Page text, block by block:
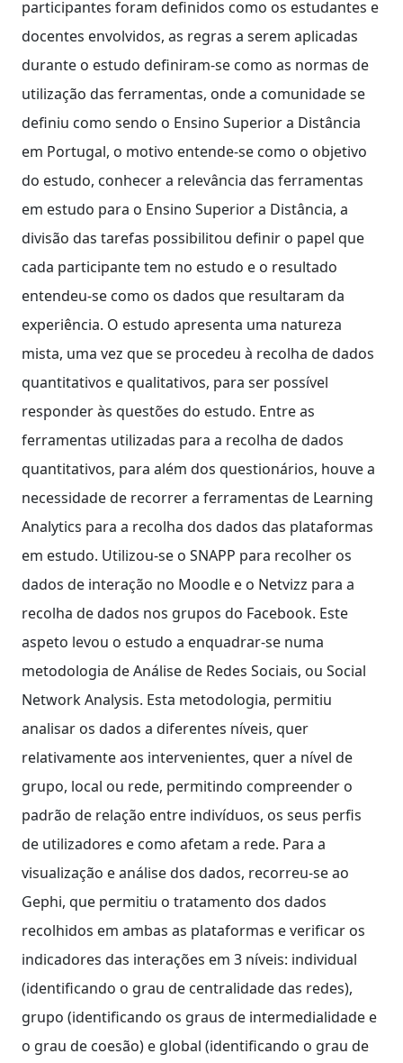
participantes foram definidos como os estudantes e
docentes envolvidos, as regras a serem aplicadas
durante o estudo definiram-se como as normas de
utilização das ferramentas, onde a comunidade se
definiu como sendo o Ensino Superior a Distância
em Portugal, o motivo entende-se como o objetivo
do estudo, conhecer a relevância das ferramentas
em estudo para o Ensino Superior a Distância, a
divisão das tarefas possibilitou definir o papel que
cada participante tem no estudo e o resultado
entendeu-se como os dados que resultaram da
experiência. O estudo apresenta uma natureza
mista, uma vez que se procedeu à recolha de dados
quantitativos e qualitativos, para ser possível
responder às questões do estudo. Entre as
ferramentas utilizadas para a recolha de dados
quantitativos, para além dos questionários, houve a
necessidade de recorrer a ferramentas de Learning
Analytics para a recolha dos dados das plataformas
em estudo. Utilizou-se o SNAPP para recolher os
dados de interação no Moodle e o Netvizz para a
recolha de dados nos grupos do Facebook. Este
aspeto levou o estudo a enquadrar-se numa
metodologia de Análise de Redes Sociais, ou Social
Network Analysis. Esta metodologia, permitiu
analisar os dados a diferentes níveis, quer
relativamente aos intervenientes, quer a nível de
grupo, local ou rede, permitindo compreender o
padrão de relação entre indivíduos, os seus perfis
de utilizadores e como afetam a rede. Para a
visualização e análise dos dados, recorreu-se ao
Gephi, que permitiu o tratamento dos dados
recolhidos em ambas as plataformas e verificar os
indicadores das interações em 3 níveis: individual
(identificando o grau de centralidade das redes),
grupo (identificando os graus de intermedialidade e
o grau de coesão) e global (identificando o grau de